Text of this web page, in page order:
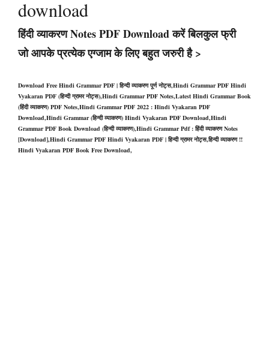
download
हिंदी व्याकरण Notes PDF Download करें बिलकुल फ्री
जो आपके प्रत्येक एग्जाम के लिए बहुत जरुरी है >
Download Free Hindi Grammar PDF | हिन्दी व्याकरण पूर्ण नोट्स,Hindi Grammar PDF Hindi
Vyakaran PDF (हिन्दी ग्रामर नोट्स),‎Hindi Grammar PDF Notes,Latest Hindi Grammar Book
(हिंदी व्याकरण) PDF Notes,Hindi Grammar PDF 2022 : Hindi Vyakaran PDF
Download,Hindi Grammar (हिन्दी व्याकरण) Hindi Vyakaran PDF Download,Hindi
Grammar PDF Book Download (हिन्दी व्याकरण),Hindi Grammar Pdf : हिंदी व्याकरण Notes
[Download],Hindi Grammar PDF Hindi Vyakaran PDF | हिन्दी ग्रामर नोट्स,हिन्दी व्याकरण !!
Hindi Vyakaran PDF Book Free Download,